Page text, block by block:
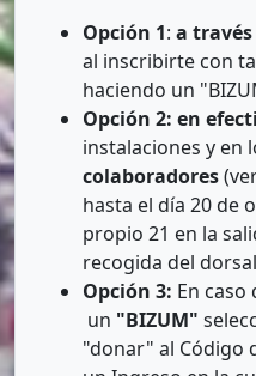
Opción 1: a través
al inscribirte con
haciendo un
Opción 2: en
instalaciones y en
colaboradores
hasta el día 20 de
propio 21 en la
recogida del
Opción 3: En caso
un "BIZUM"
"donar" al Código